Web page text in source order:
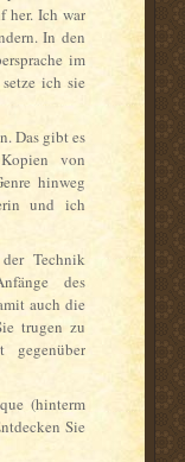
her. Ich war
In den
im
ich sie
Das gibt es
von
hinweg
und ich
Technik
des
auch die
trugen zu
(hinterm
Sie